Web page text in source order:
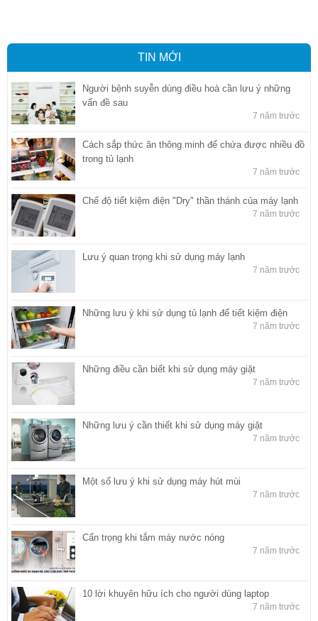
TIN MỚI
Người bệnh suyễn dùng điều hoà cần lưu ý những
vấn đề sau
7 năm trước
Cách sắp thức ăn thông minh để chứa được nhiều đồ
trong tủ lạnh
7 năm trước
Chế độ tiết kiệm điện "Dry" thần thánh của máy lạnh
7 năm trước
Lưu ý quan trọng khi sử dụng máy lạnh
7 năm trước
Những lưu ý khi sử dụng tủ lạnh để tiết kiệm điện
7 năm trước
Những điều cần biết khi sử dụng máy giặt
7 năm trước
Những lưu ý cần thiết khi sử dụng máy giặt
7 năm trước
Một số lưu ý khi sử dụng máy hút mùi
7 năm trước
Cẩn trọng khi tắm máy nước nóng
7 năm trước
10 lời khuyên hữu ích cho người dùng laptop
7 năm trước